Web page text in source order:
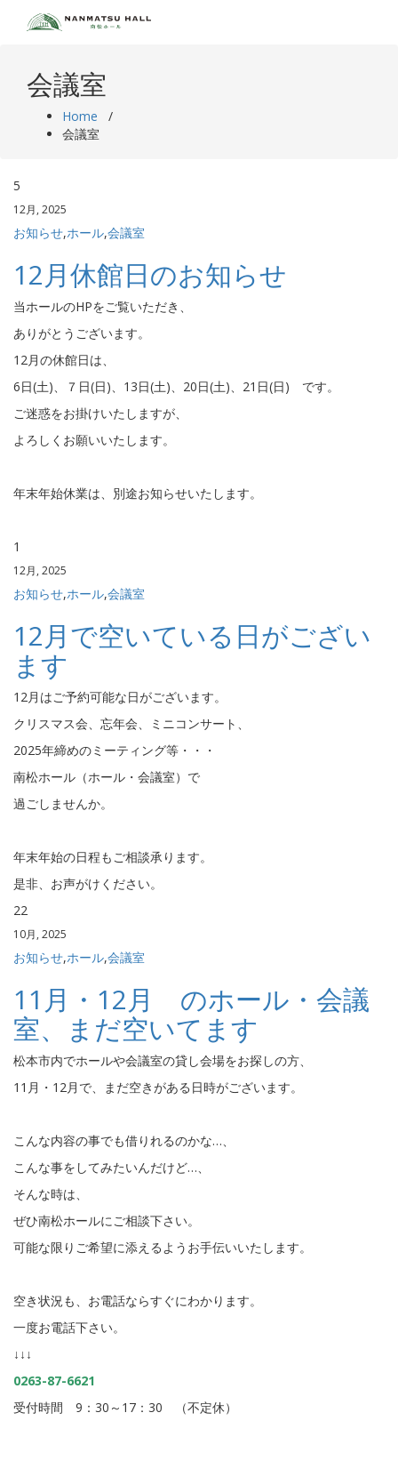
会議室
Home /
会議室
5
12月, 2025
お知らせ,ホール,会議室
12月休館日のお知らせ
当ホールのHPをご覧いただき、
ありがとうございます。
12月の休館日は、
6日(土)、７日(日)、13日(土)、20日(土)、21日(日) です。
ご迷惑をお掛けいたしますが、
よろしくお願いいたします。
年末年始休業は、別途お知らせいたします。
1
12月, 2025
お知らせ,ホール,会議室
12月で空いている日がござい
ます
12月はご予約可能な日がございます。
クリスマス会、忘年会、ミニコンサート、
2025年締めのミーティング等・・・
南松ホール（ホール・会議室）で
過ごしませんか。
年末年始の日程もご相談承ります。
是非、お声がけください。
22
10月, 2025
お知らせ,ホール,会議室
11月・12月 のホール・会議
室、まだ空いてます
松本市内でホールや会議室の貸し会場をお探しの方、
11月・12月で、まだ空きがある日時がございます。
こんな内容の事でも借りれるのかな…、
こんな事をしてみたいんだけど…、
そんな時は、
ぜひ南松ホールにご相談下さい。
可能な限りご希望に添えるようお手伝いいたします。
空き状況も、お電話ならすぐにわかります。
一度お電話下さい。
↓↓↓
0263-87-6621
受付時間 9：30～17：30 （不定休）